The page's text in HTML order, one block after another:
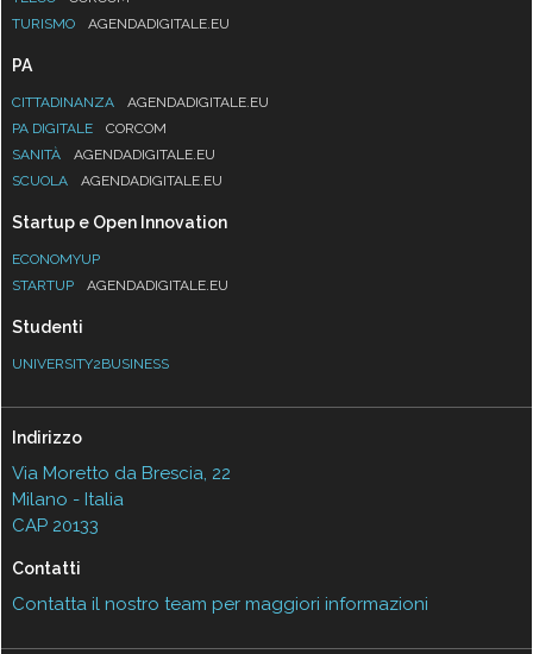
TURISMO
AGENDADIGITALE.EU
PA
CITTADINANZA
AGENDADIGITALE.EU
PA DIGITALE
CORCOM
SANITÀ
AGENDADIGITALE.EU
SCUOLA
AGENDADIGITALE.EU
Startup e Open Innovation
ECONOMYUP
STARTUP
AGENDADIGITALE.EU
Studenti
UNIVERSITY2BUSINESS
Indirizzo
Via Moretto da Brescia, 22
Milano - Italia
CAP 20133
Contatti
Contatta il nostro team per maggiori informazioni